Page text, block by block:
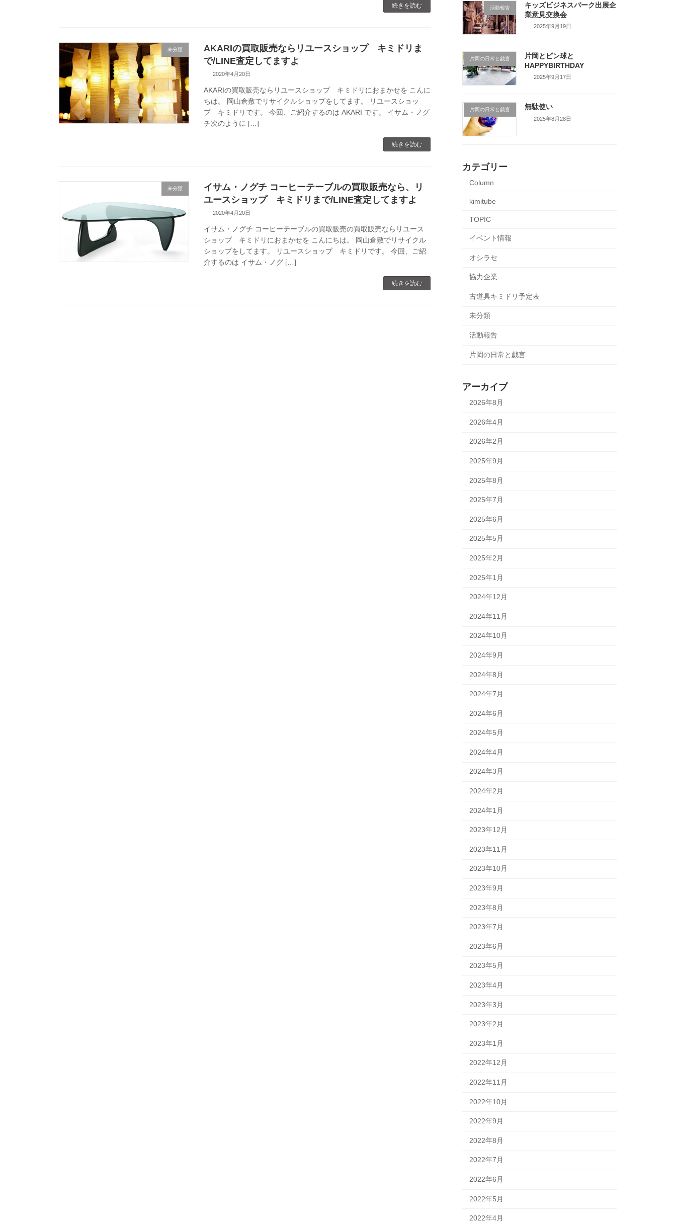
続きを読む
未分類
AKARIの買取販売ならリユースショップ キミドリま
で/LINE査定してますよ
2020年4月20日
AKARIの買取販売ならリユースショップ キミドリにおまかせを こんに
ちは。 岡山倉敷でリサイクルショップをしてます。 リユースショッ
プ キミドリです。 今回、ご紹介するのは AKARI です。 イサム・ノグ
チ次のように […]
続きを読む
未分類
イサム・ノグチ コーヒーテーブルの買取販売なら、リ
ユースショップ キミドリまで/LINE査定してますよ
2020年4月20日
イサム・ノグチ コーヒーテーブルの買取販売の買取販売ならリユース
ショップ キミドリにおまかせを こんにちは。 岡山倉敷でリサイクル
ショップをしてます。 リユースショップ キミドリです。 今回、ご紹
介するのは イサム・ノグ […]
続きを読む
活動報告
キッズビジネスパーク出展企
業意見交換会
2025年9月19日
片岡の日常と戯言
片岡とピン球と
HAPPYBIRTHDAY
2025年9月17日
片岡の日常と戯言 無駄使い
2025年8月28日
カテゴリー
Column
kimitube
TOPIC
イベント情報
オシラセ
協力企業
古道具キミドリ予定表
未分類
活動報告
片岡の日常と戯言
アーカイブ
2026年8月
2026年4月
2026年2月
2025年9月
2025年8月
2025年7月
2025年6月
2025年5月
2025年2月
2025年1月
2024年12月
2024年11月
2024年10月
2024年9月
2024年8月
2024年7月
2024年6月
2024年5月
2024年4月
2024年3月
2024年2月
2024年1月
2023年12月
2023年11月
2023年10月
2023年9月
2023年8月
2023年7月
2023年6月
2023年5月
2023年4月
2023年3月
2023年2月
2023年1月
2022年12月
2022年11月
2022年10月
2022年9月
2022年8月
2022年7月
2022年6月
2022年5月
2022年4月